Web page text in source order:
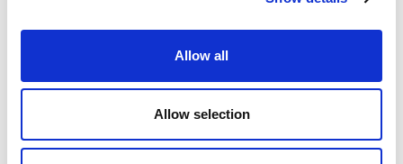
Allow all
Allow selection